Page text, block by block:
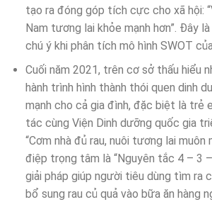
tạo ra đóng góp tích cực cho xã hội:
Nam tương lai khỏe mạnh hơn”. Đây
chú ý khi phân tích mô hình SWOT
Cuối năm 2021, trên cơ sở thấu hiểu
hành trình hình thành thói quen dinh
mạnh cho cả gia đình, đặc biệt là trẻ
tác cùng Viện Dinh dưỡng quốc gia
“Cơm nhà đủ rau, nuôi tương lai muôn
điệp trọng tâm là “Nguyên tắc 4 – 3
giải pháp giúp người tiêu dùng tìm ra
bổ sung rau củ quả vào bữa ăn hàng